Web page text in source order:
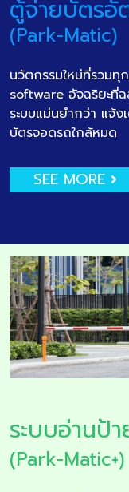
ตู้จ่ายบัตรอั
(Park-Matic)
นวัตกรรมใหม่ที่รวมทุ
software อัจฉริยะที่
ระบบแม่นยำกว่า แจ้
บัตรจอดรถใกล้หมด
SEE MORE
ระบบอ่านป้
(Park-Matic+)